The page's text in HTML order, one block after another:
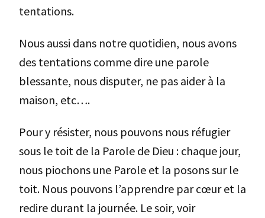
tentations.
Nous aussi dans notre quotidien, nous avons
des tentations comme dire une parole
blessante, nous disputer, ne pas aider à la
maison, etc….
Pour y résister, nous pouvons nous réfugier
sous le toit de la Parole de Dieu : chaque jour,
nous piochons une Parole et la posons sur le
toit. Nous pouvons l’apprendre par cœur et la
redire durant la journée. Le soir, voir